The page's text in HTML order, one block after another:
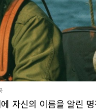
자신의 이름을 알린